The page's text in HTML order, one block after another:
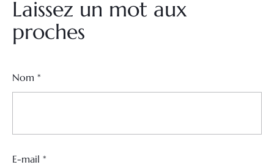
Laissez un mot aux
proches
Nom *
E-mail *